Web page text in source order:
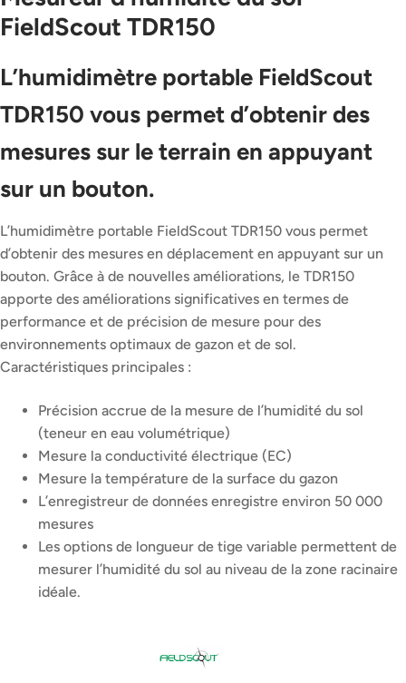
FieldScout TDR150
L’humidimètre portable FieldScout
TDR150 vous permet d’obtenir des
mesures sur le terrain en appuyant
sur un bouton.
L’humidimètre portable FieldScout TDR150 vous permet
d’obtenir des mesures en déplacement en appuyant sur un
bouton. Grâce à de nouvelles améliorations, le TDR150
apporte des améliorations significatives en termes de
performance et de précision de mesure pour des
environnements optimaux de gazon et de sol.
Caractéristiques principales :
Précision accrue de la mesure de l’humidité du sol
(teneur en eau volumétrique)
Mesure la conductivité électrique (EC)
Mesure la température de la surface du gazon
L’enregistreur de données enregistre environ 50 000
mesures
Les options de longueur de tige variable permettent de
mesurer l’humidité du sol au niveau de la zone racinaire
idéale.